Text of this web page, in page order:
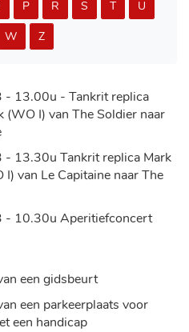
13.00u - Tankrit replica
(WO I) van The Soldier naar
13.30u Tankrit replica Mark
I) van Le Capitaine naar The
10.30u Aperitiefconcert
een gidsbeurt
een parkeerplaats voor
een handicap
P R S T
U
W Z